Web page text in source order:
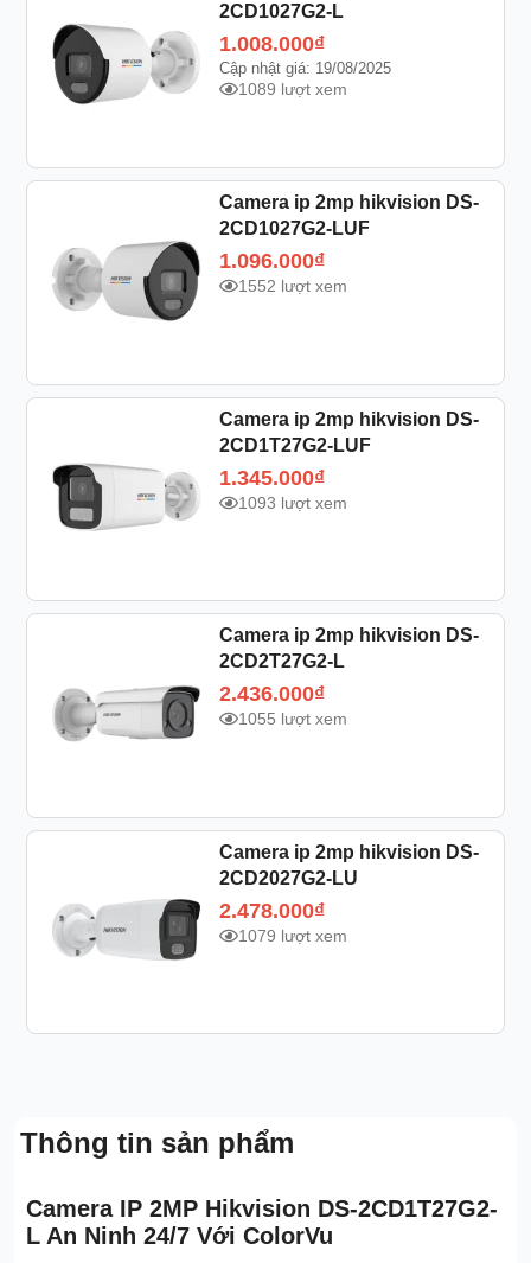
Thông tin sản phẩm
Camera IP 2MP Hikvision DS-2CD1T27G2-
L An Ninh 24/7 Với ColorVu
2CD1027G2-L
1.008.000₫
Cập nhật giá: 19/08/2025
1089 lượt xem
Camera ip 2mp hikvision DS-
2CD1027G2-LUF
1.096.000₫
1552 lượt xem
Camera ip 2mp hikvision DS-
2CD1T27G2-LUF
1.345.000₫
1093 lượt xem
Camera ip 2mp hikvision DS-
2CD2T27G2-L
2.436.000₫
1055 lượt xem
Camera ip 2mp hikvision DS-
2CD2027G2-LU
2.478.000₫
1079 lượt xem